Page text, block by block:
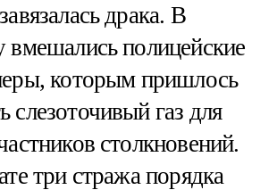
драка. В
вмешались полицейские
которым пришлось
слезоточивый газ для
столкновений.
три стража порядка